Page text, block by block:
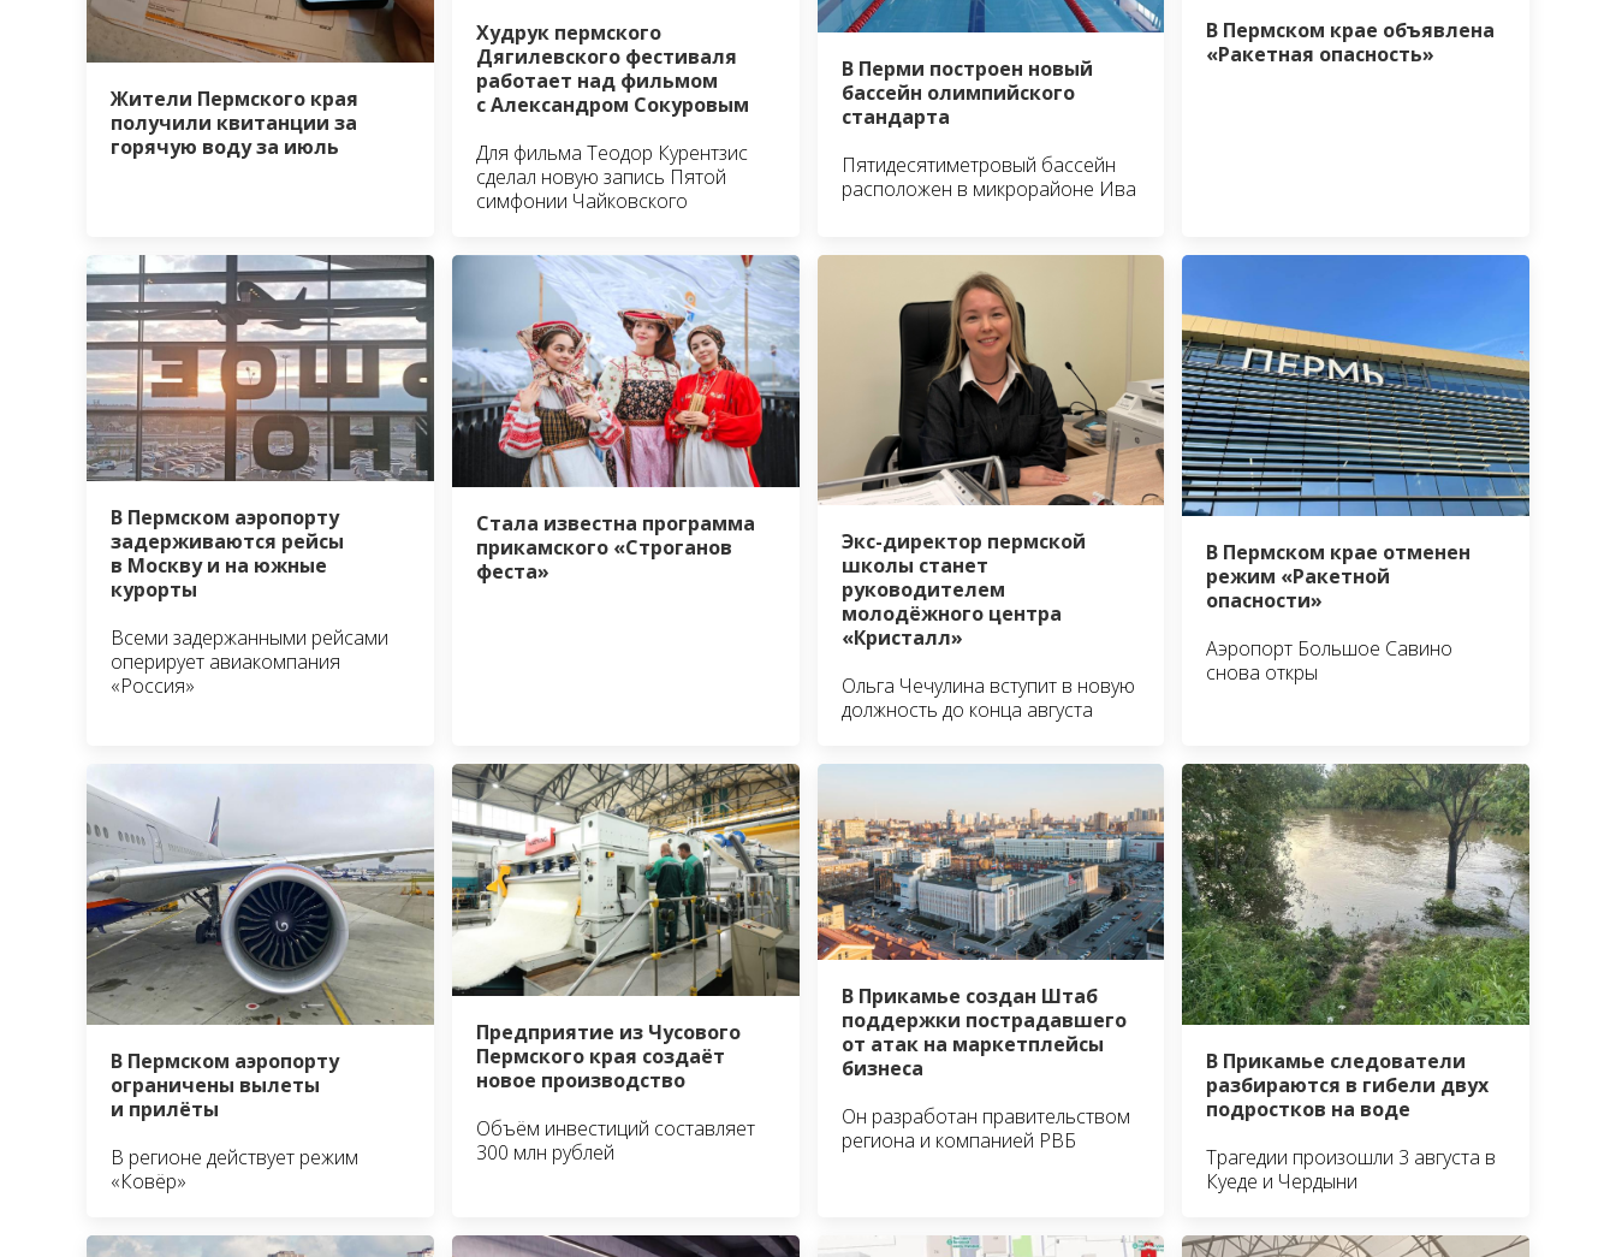
Жители Пермского края
получили квитанции за
горячую воду за июль
Худрук пермского
Дягилевского фестиваля
работает над фильмом
с Александром Сокуровым
Для фильма Теодор Курентзис
сделал новую запись Пятой
симфонии Чайковского
В Перми построен новый
бассейн олимпийского
стандарта
Пятидесятиметровый бассейн
расположен в микрорайоне Ива
В Пермском крае объявлена
«Ракетная опасность»
В Пермском аэропорту
задерживаются рейсы
в Москву и на южные
курорты
Всеми задержанными рейсами
оперирует авиакомпания
«Россия»
Стала известна программа
прикамского «Строганов
феста»
Экс-директор пермской
школы станет
руководителем
молодёжного центра
«Кристалл»
Ольга Чечулина вступит в новую
должность до конца августа
В Пермском крае отменен
режим «Ракетной
опасности»
Аэропорт Большое Савино
снова откры
В Пермском аэропорту
ограничены вылеты
и прилёты
В регионе действует режим
«Ковёр»
Предприятие из Чусового
Пермского края создаёт
новое производство
Объём инвестиций составляет
300 млн рублей
В Прикамье создан Штаб
поддержки пострадавшего
от атак на маркетплейсы
бизнеса
Он разработан правительством
региона и компанией РВБ
В Прикамье следователи
разбираются в гибели двух
подростков на воде
Трагедии произошли 3 августа в
Куеде и Чердыни